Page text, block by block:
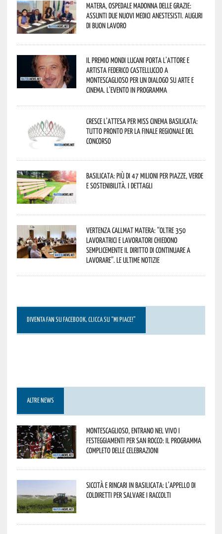
Matera, Ospedale Madonna delle Grazie:
assunti due nuovi medici anestesisti. Auguri
di buon lavoro
Il Premio Mondi Lucani porta l’attore e
artista Federico Castelluccio a
Montescaglioso per un dialogo su arte e
cinema. L’evento in programma
Cresce l’attesa per Miss Cinema Basilicata:
tutto pronto per la finale regionale del
concorso
Basilicata: più di 47 milioni per piazze, verde
e sostenibilità. I dettagli
Vertenza CallMat Matera: “Oltre 350
lavoratrici e lavoratori chiedono
semplicemente il diritto di continuare a
lavorare”. Le ultime notizie
DIVENTA FAN SU FACEBOOK, CLICCA SU “MI PIACE!”
ALTRE NEWS
Montescaglioso, entrano nel vivo i
festeggiamenti per San Rocco: il programma
completo delle celebrazioni
Siccità e rincari in Basilicata: l’appello di
Coldiretti per salvare i raccolti